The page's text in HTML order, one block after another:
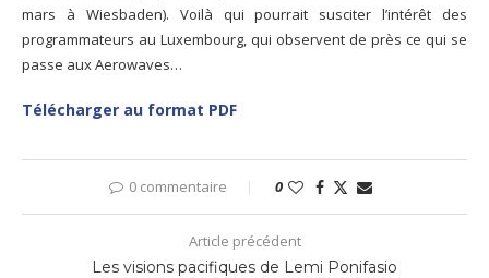
mars à Wiesbaden). Voilà qui pourrait susciter l’intérêt des
programmateurs au Luxembourg, qui observent de près ce qui se
passe aux Aerowaves…
Télécharger au format PDF
0 commentaire 0
Article précédent
Les visions pacifiques de Lemi Ponifasio